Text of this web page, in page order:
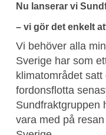
Nu lanserar vi
– vi gör det enkelt
Vi behöver alla
Sverige har som
klimatområdet
fordonsflotta
Sundfraktgruppen
vara med på